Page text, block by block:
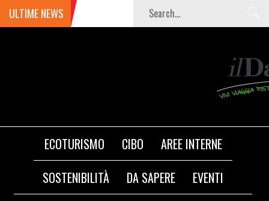
ULTIME NEWS
ECOTURISMO CIBO
AREE INTERNE
SOSTENIBILITÀ
DA SAPERE
EVENTI